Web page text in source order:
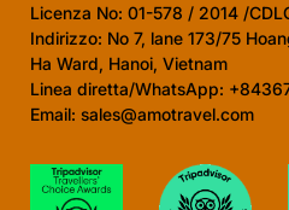
Licenza No: 01-578 / 2014 /
Indirizzo: No 7, lane 173/75
Ha Ward, Hanoi, Vietnam
Linea diretta/WhatsApp:
Email: sales@amotravel.com